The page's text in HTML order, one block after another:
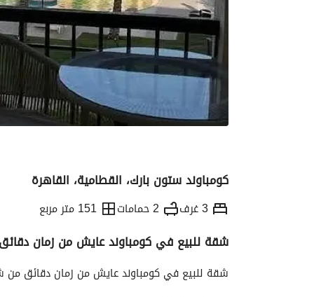
كومباوند ستون بارك، القطامية، القاهرة
3 غرف 2 حمامات 151 متر مربع
التفاصيل
شقة للبيع في كومباوند عايش من زمان
شقة للبيع في كومباوند عايش من زمان دقائق من